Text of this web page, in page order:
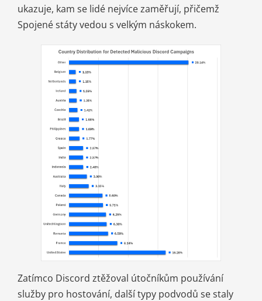
ukazuje, kam se lidé nejvíce zaměřují, přičemž
Spojené státy vedou s velkým náskokem.
Zatímco Discord ztěžoval útočníkům používání
služby pro hostování, další typy podvodů se staly